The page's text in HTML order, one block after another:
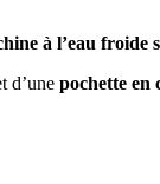
à l’eau froide
d’une pochette en